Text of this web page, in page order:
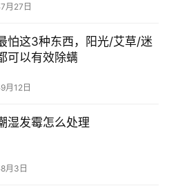
月27日
怕这3种东西，阳光/艾草/迷
可以有效除螨
月12日
湿发霉怎么处理
月3日